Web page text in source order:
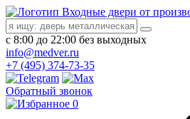
Входные двери от
с 8:00 до 22:00 без выходных
info@medver.ru
+7 (495) 374-73-35
Обратный звонок
0